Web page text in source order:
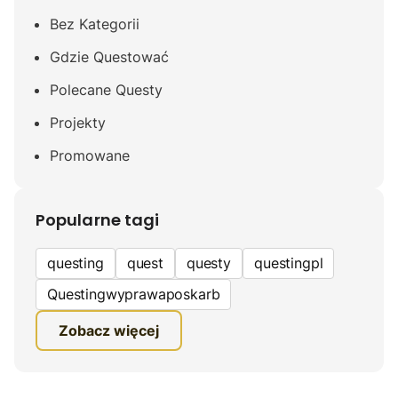
Bez Kategorii
Gdzie Questować
Polecane Questy
Projekty
Promowane
Popularne tagi
questing quest questy
questingpl
Questingwyprawaposkarb
edukacyjna gra terenowa
fundacja questingu
Zobacz więcej